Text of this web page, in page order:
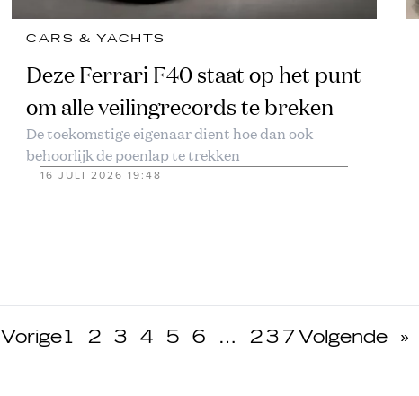
CARS & YACHTS
Deze Ferrari F40 staat op het punt
om alle veilingrecords te breken
De toekomstige eigenaar dient hoe dan ook
behoorlijk de poenlap te trekken
16 JULI 2026 19:48
Vorige1 2 3 4 5 6 … 237 Volgende »